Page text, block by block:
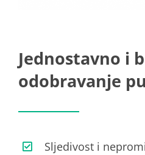
Jednostavno i
odobravanje
Sljedivost i